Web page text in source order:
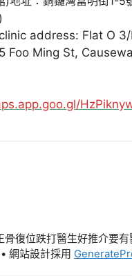
address: Flat O 3/
Foo Ming St,
復位跌打醫生好推介要有
• 網站設計採用